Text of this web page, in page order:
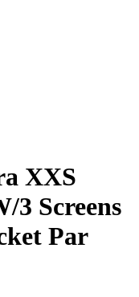
XXS
3 Screens
Par